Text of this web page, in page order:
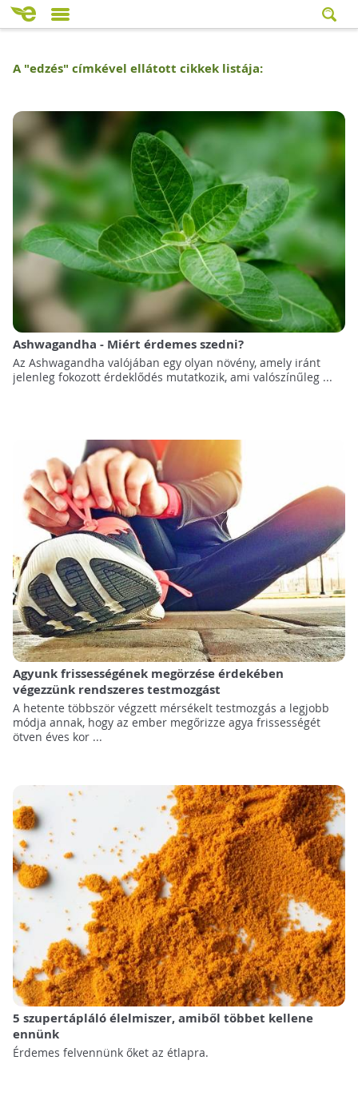
A "edzés" címkével ellátott cikkek listája:
Ashwagandha - Miért érdemes szedni?
Az Ashwagandha valójában egy olyan növény, amely iránt
jelenleg fokozott érdeklődés mutatkozik, ami valószínűleg ...
Agyunk frissességének megörzése érdekében
végezzünk rendszeres testmozgást
A hetente többször végzett mérsékelt testmozgás a legjobb
módja annak, hogy az ember megőrizze agya frissességét
ötven éves kor ...
5 szupertápláló élelmiszer, amiből többet kellene
ennünk
Érdemes felvennünk őket az étlapra.